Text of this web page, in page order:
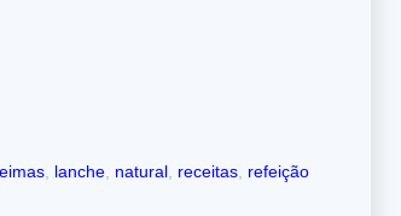
, lanche, natural , receitas, refeição